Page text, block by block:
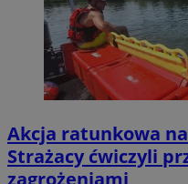
Akcja ratunkowa
Strażacy ćwiczyli
zagrożeniami